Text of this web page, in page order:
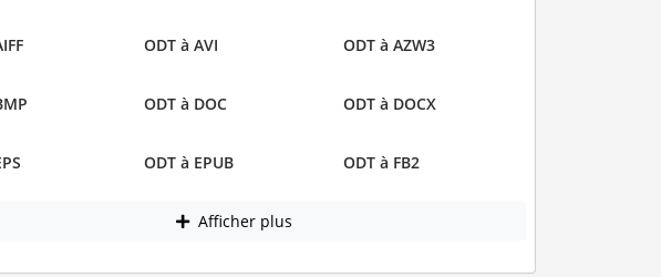
ODT à AVI ODT à AZW3
ODT à DOC ODT à DOCX
ODT à EPUB ODT à FB2
Afficher plus